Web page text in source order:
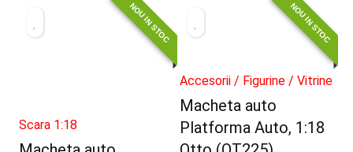
450.00 lei.NOU IN STOC
Scara 1:18
NOU IN STOC
Accesorii / Figurine / Vitrine
Macheta auto
Platforma Auto, 1:18